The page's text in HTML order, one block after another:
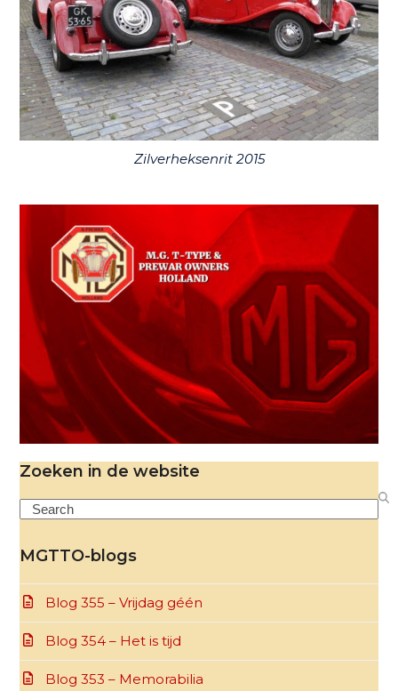
Zilverheksenrit 2015
Zoeken in de website
Search
MGTTO-blogs
Blog 355 – Vrijdag géén
Blog 354 – Het is tijd
Blog 353 – Memorabilia